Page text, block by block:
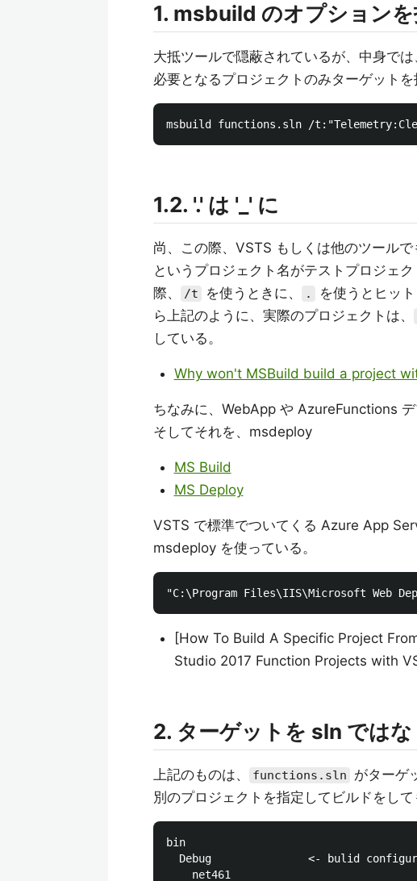
1. msbuild のオプションを
大抵ツールで隠蔽されているが、中身で
必要となるプロジェクトのみターゲットを
1.2. '.' は '_' に
尚、この際、VSTS もしくは他のツールで
というプロジェクト名がテストプロジェ
際、
/t を使うときに、 . を使うとヒッ
ら上記のように、実際のプロジェクトは、
している。
Why won't MSBuild build a project
ちなみに、WebApp や AzureFunctions
そしてそれを、msdeploy
MS Build
MS Deploy
VSTS で標準でついてくる Azure App
msdeploy を使っている。
[How To Build A Specific Project
Studio 2017 Function Projects with
2. ターゲットを sln では
上記のものは、 functions.sln
がターゲ
別のプロジェクトを指定してビルドをして
bin
Debug               <- bulid
    net461